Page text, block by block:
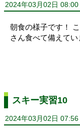
2024年03月02日 08:00
朝食の様子です！
さん食べて備えてい
スキー実習10
2024年03月02日 07:56